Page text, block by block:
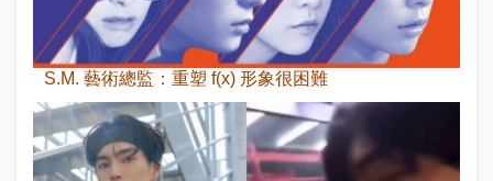
S.M. 藝術總監：重塑 f(x) 形象很困難